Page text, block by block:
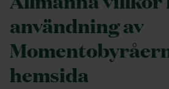
användning av
hemsida